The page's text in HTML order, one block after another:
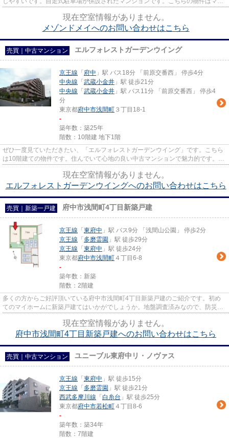
現在空室情報がありません。
メゾンドメイへのお問い合わせはこちら
売買｜中古マンション エルフォレストガーデンウイング
京王線 「 府中 」駅 バス18分 「前原交番西」 停歩4分
中央線 「 武蔵小金井 」駅 徒歩21分
中央線 「 武蔵小金井 」駅 バス11分 「前原交番西」 停歩4
分
東京都府中市浅間町 ３丁目18-1
-
築年数：築25年
階数：10階建 地下1階
ぜひ一度見ていただきたい、「エルフォレストガーデンウイング」です。こちら
は10階建ての物件です。住んでいて心地の良い中古マンションで魅力的です。京
現在空室情報がありません。
エルフォレストガーデンウイングへのお問い合わせはこちら
売買｜新築一戸建 府中市浅間町4丁目新築戸建
京王線 「 東府中 」駅 バス9分 「浅間山公園」 停歩2分
京王線 「 多磨霊園 」駅 徒歩29分
京王線 「 東府中 」駅 徒歩24分
東京都府中市浅間町 ４丁目6-8
-
築年数：新築
階数：2階建
多くの方からご好評頂いている府中市浅間町4丁目新築戸建のご紹介です。初め
てのマイホームに新築戸建てはいかがでしょうか。地盤調査済みなので、防災面
現在空室情報がありません。
府中市浅間町4丁目新築戸建へのお問い合わせはこちら
売買｜中古マンション ユニーブル東府中リ・ノヴァス
京王線 「 東府中 」駅 徒歩15分
京王線 「 多磨霊園 」駅 徒歩21分
西武多摩川線 「 白糸台 」駅 徒歩25分
東京都府中市若松町 ４丁目8-6
-
築年数：築34年
階数：7階建